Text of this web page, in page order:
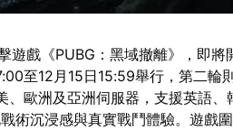
遊戲《PUBG：黑域撤離》，即
至12月15日15:59舉行，第二輪
、歐洲及亞洲伺服器，支援英語
術沉浸感與真實戰鬥體驗。遊戲